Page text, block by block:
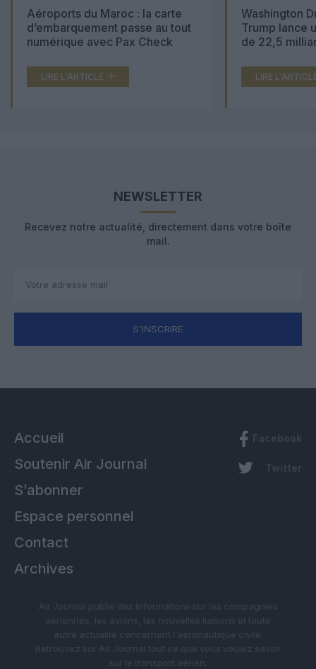
Aéroports du Maroc : la carte
d’embarquement passe au tout
numérique avec Pax Check
LIRE L'ARTICLE
Washington
Trump lance
de 22,5
LIRE
NEWSLETTER
Recevez notre actualité, directement dans votre boîte
mail.
S'INSCRIRE
Accueil
Soutenir Air Journal
S’abonner
Espace personnel
Contact
Archives